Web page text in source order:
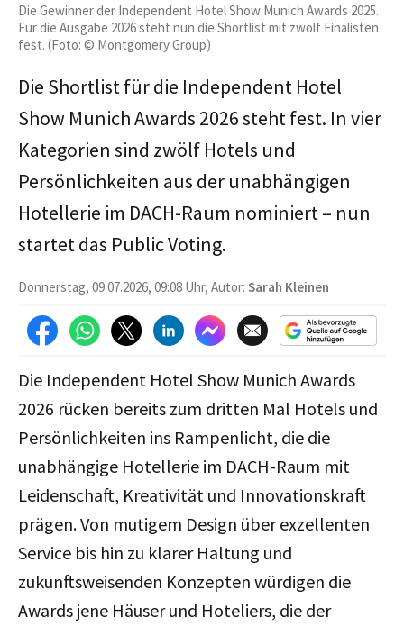
Die Gewinner der Independent Hotel Show Munich Awards 2025.
Für die Ausgabe 2026 steht nun die Shortlist mit zwölf Finalisten
fest. (Foto: © Montgomery Group)
Die Shortlist für die Independent Hotel
Show Munich Awards 2026 steht fest. In vier
Kategorien sind zwölf Hotels und
Persönlichkeiten aus der unabhängigen
Hotellerie im DACH-Raum nominiert – nun
startet das Public Voting.
Donnerstag, 09.07.2026, 09:08 Uhr, Autor: Sarah Kleinen
Die Independent Hotel Show Munich Awards
2026 rücken bereits zum dritten Mal Hotels und
Persönlichkeiten ins Rampenlicht, die die
unabhängige Hotellerie im DACH-Raum mit
Leidenschaft, Kreativität und Innovationskraft
prägen. Von mutigem Design über exzellenten
Service bis hin zu klarer Haltung und
zukunftsweisenden Konzepten würdigen die
Awards jene Häuser und Hoteliers, die der